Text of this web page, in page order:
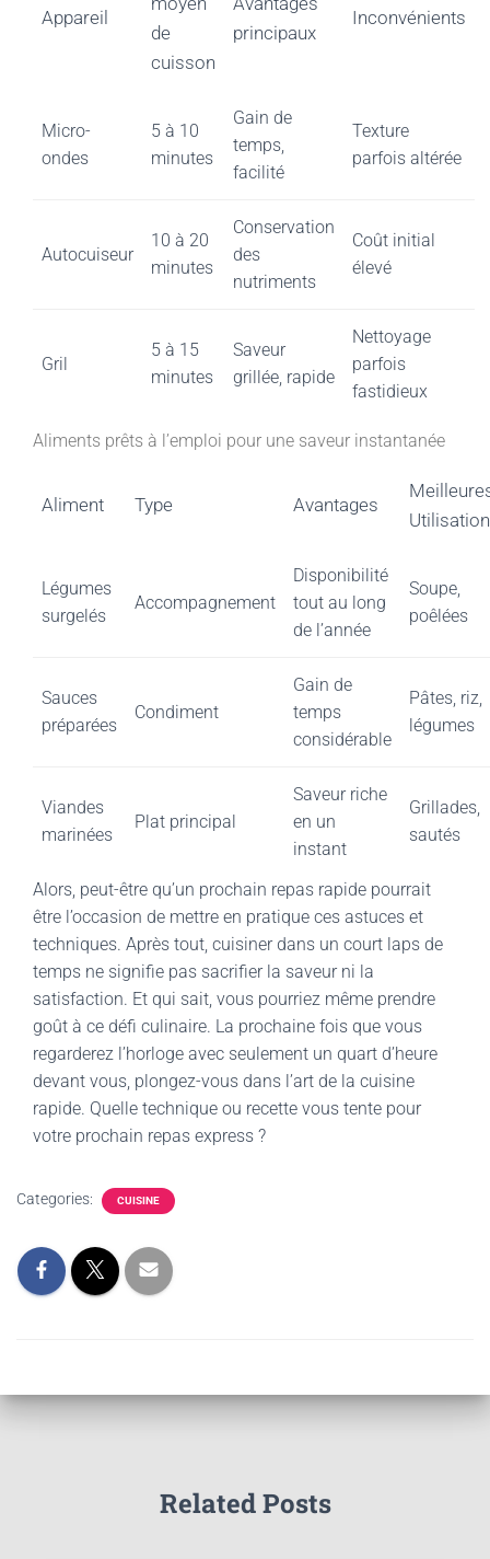
Appareil
de
cuisson
principaux
Inconvénients
Micro-
ondes
5 à 10
minutes
Gain de
temps,
facilité
Texture
parfois altérée
Autocuiseur
10 à 20
minutes
Conservation
des
nutriments
Coût initial
élevé
Gril
5 à 15
minutes
Saveur
grillée, rapide
Nettoyage
parfois
fastidieux
Aliments prêts à l’emploi pour une saveur instantanée
Aliment Type Avantages
Légumes
surgelés
Accompagnement
Disponibilité
tout au long
de l’année
Soupe,
poêlées
Sauces
préparées
Condiment
Gain de
temps
considérable
Pâtes, riz,
légumes
Viandes
marinées
Plat principal
Saveur riche
en un
instant
Grillades,
sautés
Alors, peut-être qu’un prochain repas rapide pourrait
être l’occasion de mettre en pratique ces astuces et
techniques. Après tout, cuisiner dans un court laps de
temps ne signifie pas sacrifier la saveur ni la
satisfaction. Et qui sait, vous pourriez même prendre
goût à ce défi culinaire. La prochaine fois que vous
regarderez l’horloge avec seulement un quart d’heure
devant vous, plongez-vous dans l’art de la cuisine
rapide. Quelle technique ou recette vous tente pour
votre prochain repas express ?
Categories: CUISINE
Related Posts